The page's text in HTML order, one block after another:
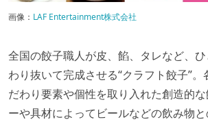
画像： LAF Entertainment株式会社
全国の餃子職人が皮、餡、タレなど、
わり抜いて完成させる“クラフト餃子”。
だわり要素や個性を取り入れた創造的
ーや具材によってビールなどの飲み物